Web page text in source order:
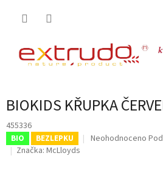
BIOKIDS KŘUPKA
455336
BIO BEZLEPKU
Průměrné
Neohodnoceno
Značka: McLloyds